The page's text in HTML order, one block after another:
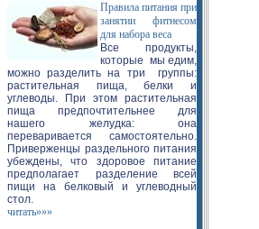
Правила питания при
занятии фитнесом
для набора веса
Все продукты,
которые мы едим,
можно разделить на три группы:
растительная пища, белки и
углеводы. При этом растительная
пища предпочтительнее для
нашего желудка: она
переваривается самостоятельно.
Приверженцы раздельного питания
убеждены, что здоровое питание
предполагает разделение всей
пищи на белковый и углеводный
стол.
читать»»»